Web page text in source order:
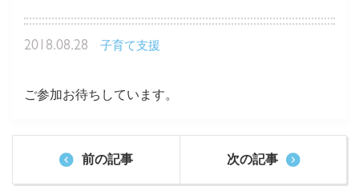
2018.08.28 子育て支援
ご参加お待ちしています。
前の記事 次の記事